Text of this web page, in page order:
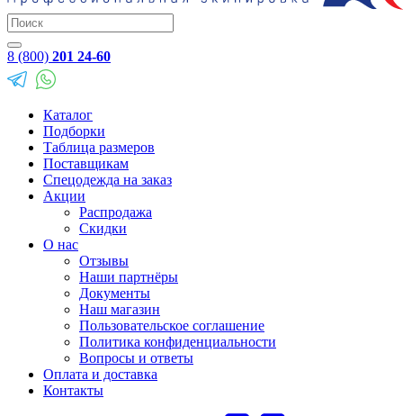
8 (800) 201 24-60
Каталог
Подборки
Таблица размеров
Поставщикам
Спецодежда на заказ
Акции
Распродажа
Скидки
О нас
Отзывы
Наши партнёры
Документы
Наш магазин
Пользовательское соглашение
Политика конфиденциальности
Вопросы и ответы
Оплата и доставка
Контакты